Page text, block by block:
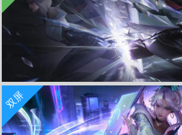
碎镜之刃镜 王者荣耀带鱼屏游戏壁
双屏